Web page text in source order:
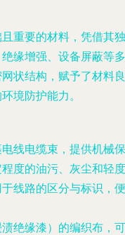
重要的材料，凭借其独
缘增强、设备屏蔽等多
状结构，赋予了材料良
境防护能力。
线电缆束，提供机械保
度的油污、灰尘和轻度
线路的区分与标识，便
绝缘漆）的编织布，可